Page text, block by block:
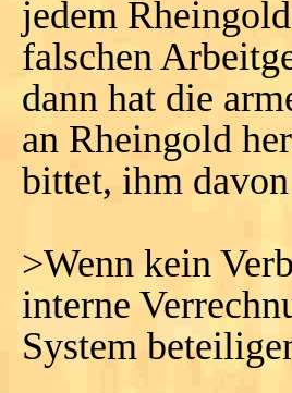
jedem
falschen
dann hat die
an Rheingold
bittet, ihm
>Wenn kein
interne
System